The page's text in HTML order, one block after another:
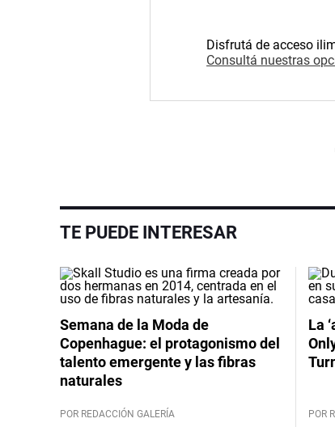
Disfrutá de acceso
Consultá nuestras
TE PUEDE INTERESAR
Semana de la Moda de
Copenhague: el protagonismo del
talento emergente y las fibras
naturales
POR REDACCIÓN GALERÍA
La
POR